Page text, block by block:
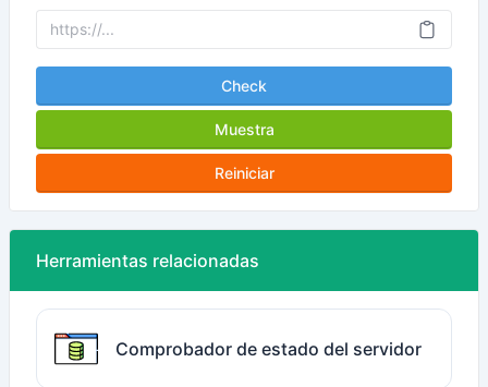
Check
Muestra
Reiniciar
Herramientas relacionadas
Comprobador de estado del servidor